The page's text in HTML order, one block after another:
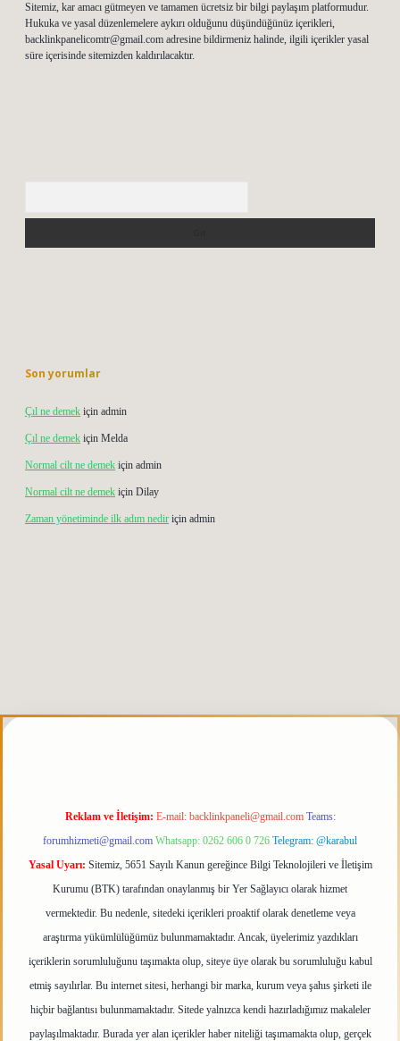
Sitemiz, kar amacı gütmeyen ve tamamen ücretsiz bir bilgi paylaşım platformudur.
Hukuka ve yasal düzenlemelere aykırı olduğunu düşündüğünüz içerikleri,
backlinkpanelicomtr@gmail.com adresine bildirmeniz halinde, ilgili içerikler yasal
süre içerisinde sitemizden kaldırılacaktır.
Son yorumlar
Çıl ne demek için admin
Çıl ne demek için Melda
Normal cilt ne demek için admin
Normal cilt ne demek için Dilay
Zaman yönetiminde ilk adım nedir için admin
Reklam ve İletişim: E-mail: backlinkpaneli@gmail.com Teams:
forumhizmeti@gmail.com Whatsapp: 0262 606 0 726 Telegram: @karabul
Yasal Uyarı: Sitemiz, 5651 Sayılı Kanun gereğince Bilgi Teknolojileri ve İletişim
Kurumu (BTK) tarafından onaylanmış bir Yer Sağlayıcı olarak hizmet
vermektedir. Bu nedenle, sitedeki içerikleri proaktif olarak denetleme veya
araştırma yükümlülüğümüz bulunmamaktadır. Ancak, üyelerimiz yazdıkları
içeriklerin sorumluluğunu taşımakta olup, siteye üye olarak bu sorumluluğu kabul
etmiş sayılırlar. Bu internet sitesi, herhangi bir marka, kurum veya şahıs şirketi ile
hiçbir bağlantısı bulunmamaktadır. Sitede yalnızca kendi hazırladığımız makaleler
paylaşılmaktadır. Burada yer alan içerikler haber niteliği taşımamakta olup, gerçek